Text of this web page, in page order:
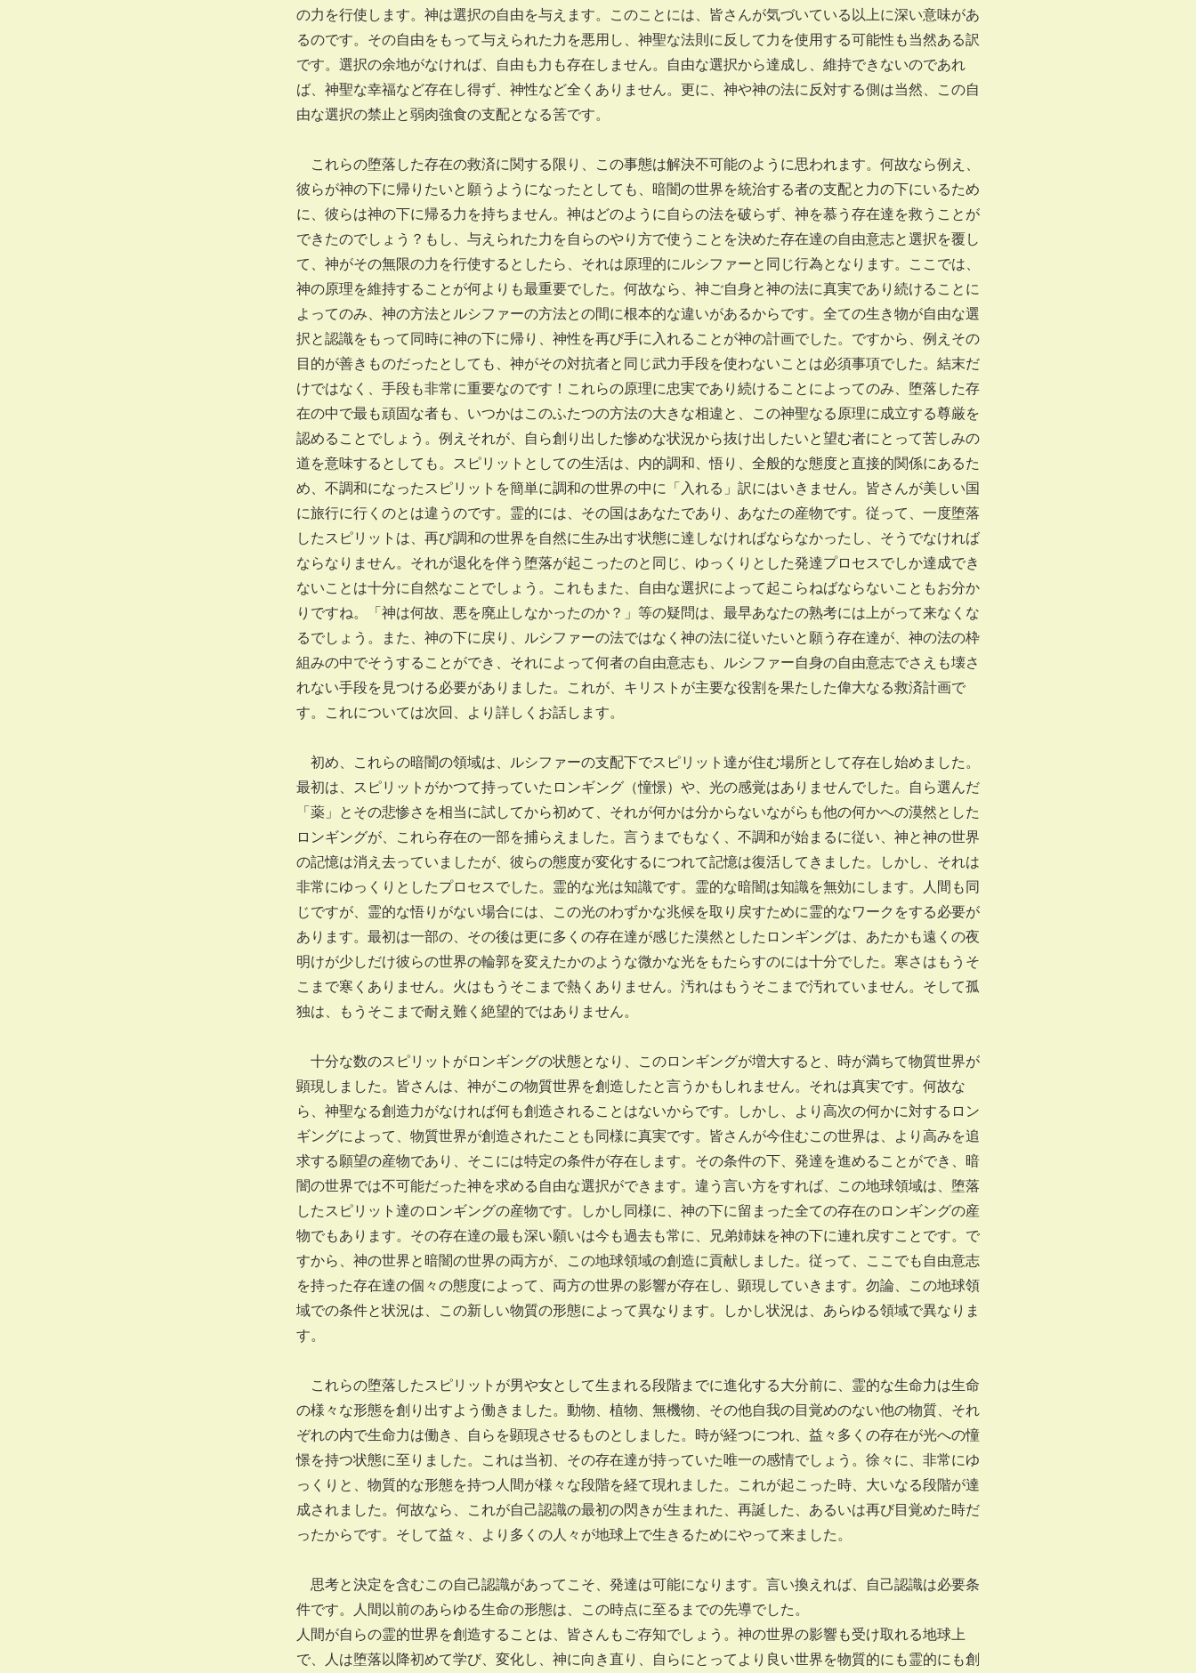
の力を行使します。神は選択の自由を与えます。このことには、皆さんが気づいている以上に深い意味があ
るのです。その自由をもって与えられた力を悪用し、神聖な法則に反して力を使用する可能性も当然ある訳
です。選択の余地がなければ、自由も力も存在しません。自由な選択から達成し、維持できないのであれ
ば、神聖な幸福など存在し得ず、神性など全くありません。更に、神や神の法に反対する側は当然、この自
由な選択の禁止と弱肉強食の支配となる筈です。
これらの堕落した存在の救済に関する限り、この事態は解決不可能のように思われます。何故なら例え、
彼らが神の下に帰りたいと願うようになったとしても、暗闇の世界を統治する者の支配と力の下にいるため
に、彼らは神の下に帰る力を持ちません。神はどのように自らの法を破らず、神を慕う存在達を救うことが
できたのでしょう？もし、与えられた力を自らのやり方で使うことを決めた存在達の自由意志と選択を覆し
て、神がその無限の力を行使するとしたら、それは原理的にルシファーと同じ行為となります。ここでは、
神の原理を維持することが何よりも最重要でした。何故なら、神ご自身と神の法に真実であり続けることに
よってのみ、神の方法とルシファーの方法との間に根本的な違いがあるからです。全ての生き物が自由な選
択と認識をもって同時に神の下に帰り、神性を再び手に入れることが神の計画でした。ですから、例えその
目的が善きものだったとしても、神がその対抗者と同じ武力手段を使わないことは必須事項でした。結末だ
けではなく、手段も非常に重要なのです！これらの原理に忠実であり続けることによってのみ、堕落した存
在の中で最も頑固な者も、いつかはこのふたつの方法の大きな相違と、この神聖なる原理に成立する尊厳を
認めることでしょう。例えそれが、自ら創り出した惨めな状況から抜け出したいと望む者にとって苦しみの
道を意味するとしても。スピリットとしての生活は、内的調和、悟り、全般的な態度と直接的関係にあるた
め、不調和になったスピリットを簡単に調和の世界の中に「入れる」訳にはいきません。皆さんが美しい国
に旅行に行くのとは違うのです。霊的には、その国はあなたであり、あなたの産物です。従って、一度堕落
したスピリットは、再び調和の世界を自然に生み出す状態に達しなければならなかったし、そうでなければ
ならなりません。それが退化を伴う堕落が起こったのと同じ、ゆっくりとした発達プロセスでしか達成でき
ないことは十分に自然なことでしょう。これもまた、自由な選択によって起こらねばならないこともお分か
りですね。「神は何故、悪を廃止しなかったのか？」等の疑問は、最早あなたの熟考には上がって来なくな
るでしょう。また、神の下に戻り、ルシファーの法ではなく神の法に従いたいと願う存在達が、神の法の枠
組みの中でそうすることができ、それによって何者の自由意志も、ルシファー自身の自由意志でさえも壊さ
れない手段を見つける必要がありました。これが、キリストが主要な役割を果たした偉大なる救済計画で
す。これについては次回、より詳しくお話します。
初め、これらの暗闇の領域は、ルシファーの支配下でスピリット達が住む場所として存在し始めました。
最初は、スピリットがかつて持っていたロンギング（憧憬）や、光の感覚はありませんでした。自ら選んだ
「薬」とその悲惨さを相当に試してから初めて、それが何かは分からないながらも他の何かへの漠然とした
ロンギングが、これら存在の一部を捕らえました。言うまでもなく、不調和が始まるに従い、神と神の世界
の記憶は消え去っていましたが、彼らの態度が変化するにつれて記憶は復活してきました。しかし、それは
非常にゆっくりとしたプロセスでした。霊的な光は知識です。霊的な暗闇は知識を無効にします。人間も同
じですが、霊的な悟りがない場合には、この光のわずかな兆候を取り戻すために霊的なワークをする必要が
あります。最初は一部の、その後は更に多くの存在達が感じた漠然としたロンギングは、あたかも遠くの夜
明けが少しだけ彼らの世界の輪郭を変えたかのような微かな光をもたらすのには十分でした。寒さはもうそ
こまで寒くありません。火はもうそこまで熱くありません。汚れはもうそこまで汚れていません。そして孤
独は、もうそこまで耐え難く絶望的ではありません。
十分な数のスピリットがロンギングの状態となり、このロンギングが増大すると、時が満ちて物質世界が
顕現しました。皆さんは、神がこの物質世界を創造したと言うかもしれません。それは真実です。何故な
ら、神聖なる創造力がなければ何も創造されることはないからです。しかし、より高次の何かに対するロン
ギングによって、物質世界が創造されたことも同様に真実です。皆さんが今住むこの世界は、より高みを追
求する願望の産物であり、そこには特定の条件が存在します。その条件の下、発達を進めることができ、暗
闇の世界では不可能だった神を求める自由な選択ができます。違う言い方をすれば、この地球領域は、堕落
したスピリット達のロンギングの産物です。しかし同様に、神の下に留まった全ての存在のロンギングの産
物でもあります。その存在達の最も深い願いは今も過去も常に、兄弟姉妹を神の下に連れ戻すことです。で
すから、神の世界と暗闇の世界の両方が、この地球領域の創造に貢献しました。従って、ここでも自由意志
を持った存在達の個々の態度によって、両方の世界の影響が存在し、顕現していきます。勿論、この地球領
域での条件と状況は、この新しい物質の形態によって異なります。しかし状況は、あらゆる領域で異なりま
す。
これらの堕落したスピリットが男や女として生まれる段階までに進化する大分前に、霊的な生命力は生命
の様々な形態を創り出すよう働きました。動物、植物、無機物、その他自我の目覚めのない他の物質、それ
ぞれの内で生命力は働き、自らを顕現させるものとしました。時が経つにつれ、益々多くの存在が光への憧
憬を持つ状態に至りました。これは当初、その存在達が持っていた唯一の感情でしょう。徐々に、非常にゆ
っくりと、物質的な形態を持つ人間が様々な段階を経て現れました。これが起こった時、大いなる段階が達
成されました。何故なら、これが自己認識の最初の閃きが生まれた、再誕した、あるいは再び目覚めた時だ
ったからです。そして益々、より多くの人々が地球上で生きるためにやって来ました。
思考と決定を含むこの自己認識があってこそ、発達は可能になります。言い換えれば、自己認識は必要条
件です。人間以前のあらゆる生命の形態は、この時点に至るまでの先導でした。
人間が自らの霊的世界を創造することは、皆さんもご存知でしょう。神の世界の影響も受け取れる地球上
で、人は堕落以降初めて学び、変化し、神に向き直り、自らにとってより良い世界を物質的にも霊的にも創